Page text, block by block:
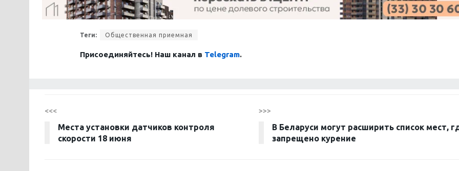
Теги: Общественная приемная
Присоединяйтесь! Наш канал в Telegram.
<<<
Места установки датчиков контроля
скорости 18 июня
>>>
В Беларуси могут расширить список мест,
запрещено курение